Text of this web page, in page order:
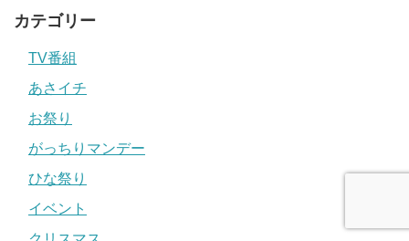
カテゴリー
TV番組
あさイチ
お祭り
がっちりマンデー
ひな祭り
イベント